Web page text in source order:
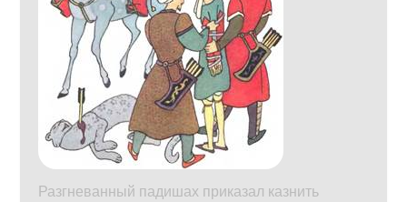
Разгневанный падишах приказал казнить